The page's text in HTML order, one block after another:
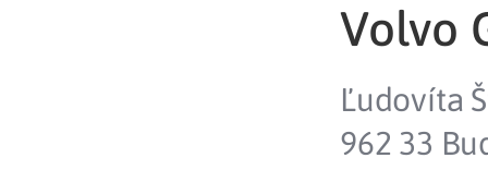
Zmena
Union
Poistenie
Volvo
Ľudovíta
962 33